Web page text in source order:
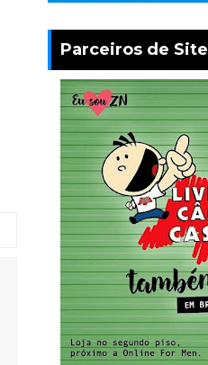
Parceiros de Site